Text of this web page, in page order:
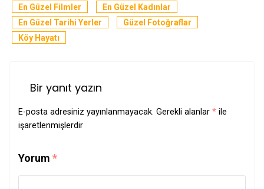
En Güzel Filmler
En Güzel Kadınlar
En Güzel Tarihi Yerler
Güzel Fotoğraflar
Köy Hayatı
Bir yanıt yazın
E-posta adresiniz yayınlanmayacak. Gerekli alanlar * ile
işaretlenmişlerdir
Yorum *